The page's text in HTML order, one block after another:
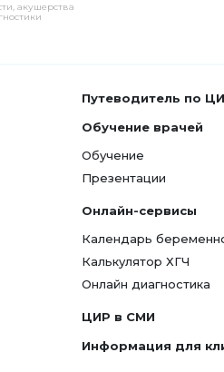
акушерства
Путеводитель по
Обучение врачей
Обучение
Презентации
Онлайн-сервисы
Календарь
Калькулятор ХГЧ
Онлайн диагностика
ЦИР в СМИ
Информация для